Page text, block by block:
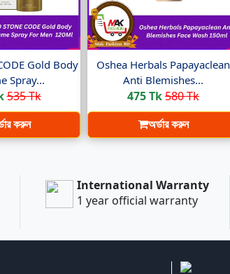
Gold Body
Spray...
535 Tk
করুন
Oshea Herbals Papayaclean
Anti Blemishes...
475 Tk580 Tk
অর্ডার করুন
International Warranty
1 year official warranty